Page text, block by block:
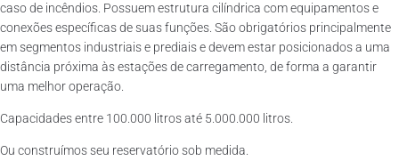
caso de incêndios. Possuem estrutura cilíndrica com equipamentos e
conexões específicas de suas funções. São obrigatórios principalmente
em segmentos industriais e prediais e devem estar posicionados a uma
distância próxima às estações de carregamento, de forma a garantir
uma melhor operação.
Capacidades entre 100.000 litros até 5.000.000 litros.
Ou construímos seu reservatório sob medida.